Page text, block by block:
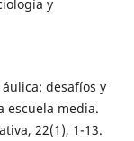
y
desafíos y
escuela media.
22(1), 1-13.